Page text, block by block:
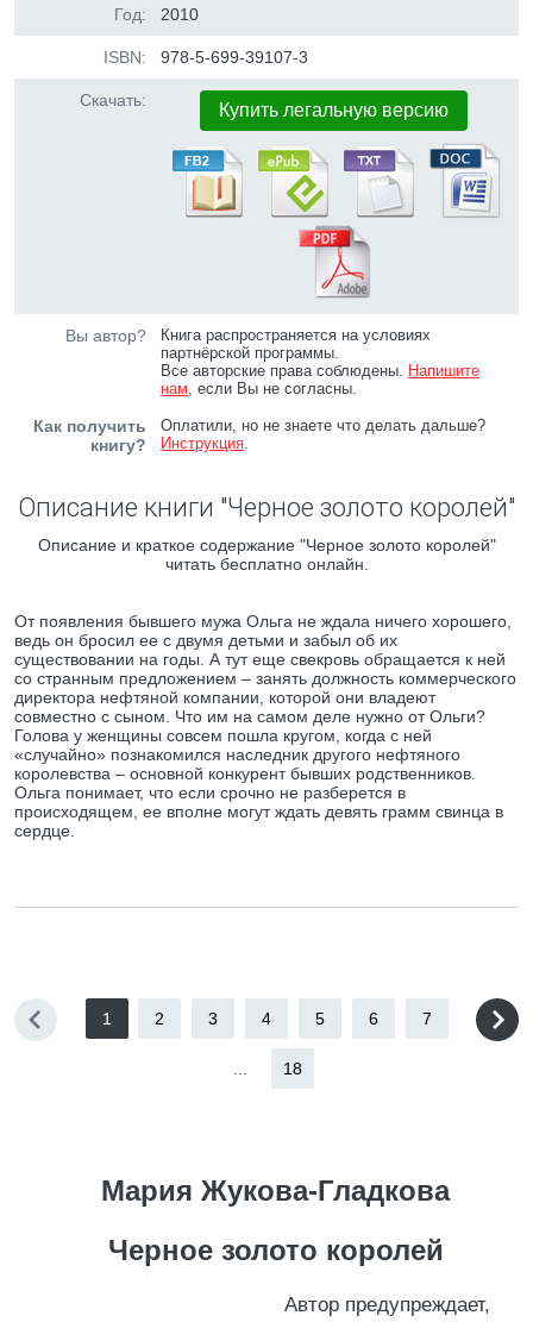
Год: 2010
ISBN: 978-5-699-39107-3
Скачать: Купить легальную версию
Вы автор?
Книга распространяется на условиях
партнёрской программы.
Все авторские права соблюдены. Напишите
нам, если Вы не согласны.
Как получить
книгу?
Оплатили, но не знаете что делать дальше?
Инструкция.
Описание книги "Черное золото королей"
Описание и краткое содержание "Черное золото королей"
читать бесплатно онлайн.
От появления бывшего мужа Ольга не ждала ничего хорошего,
ведь он бросил ее с двумя детьми и забыл об их
существовании на годы. А тут еще свекровь обращается к ней
со странным предложением – занять должность коммерческого
директора нефтяной компании, которой они владеют
совместно с сыном. Что им на самом деле нужно от Ольги?
Голова у женщины совсем пошла кругом, когда с ней
«случайно» познакомился наследник другого нефтяного
королевства – основной конкурент бывших родственников.
Ольга понимает, что если срочно не разберется в
происходящем, ее вполне могут ждать девять грамм свинца в
сердце.
1 2 3 4 5 6 7
18
Мария Жукова-Гладкова
Черное золото королей
Автор предупреждает,